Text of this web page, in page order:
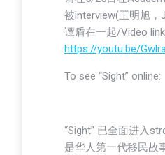
被interview(王明旭，
谭盾在一起/Video link
https://youtu.be/
To see “Sight” online:
“Sight” 已全面进入
是华人第一代移民故